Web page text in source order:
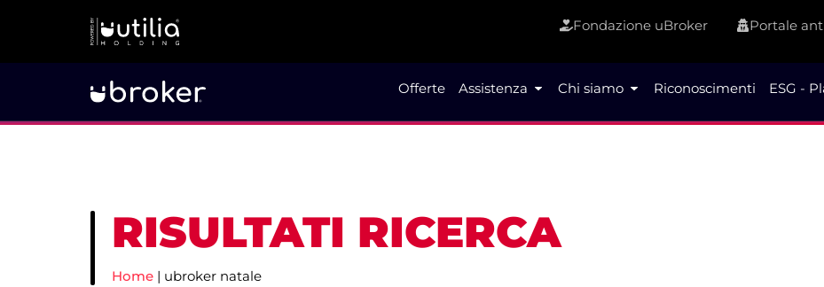
Fondazione uBroker Portale
Offerte Assistenza Chi siamo Riconoscimenti ESG -
RISULTATI RICERCA
Home | ubroker natale